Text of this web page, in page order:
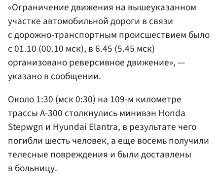
«Ограничение движения на вышеуказанном
участке автомобильной дороги в связи
с дорожно-транспортным происшествием было
с 01.10 (00.10 мск), в 6.45 (5.45 мск)
организовано реверсивное движение», —
указано в сообщении.
Около 1:30 (мск 0:30) на 109-м километре
трассы А-300 столкнулись минивэн Honda
Stepwgn и Hyundai Elantra, в результате чего
погибли шесть человек, а еще восемь получили
телесные повреждения и были доставлены
в больницу.